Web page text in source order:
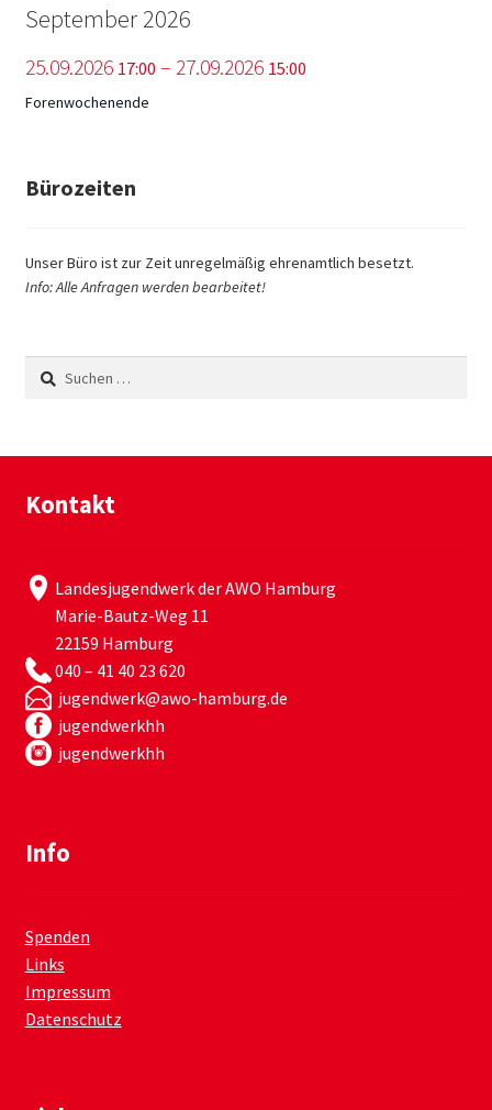
September 2026
25.09.2026 17:00 – 27.09.2026 15:00
Forenwochenende
Bürozeiten
Unser Büro ist zur Zeit unregelmäßig ehrenamtlich besetzt.
Info: Alle Anfragen werden bearbeitet!
Suchen
nach:
Kontakt
Landesjugendwerk der AWO Hamburg
Marie-Bautz-Weg 11
22159 Hamburg
040 – 41 40 23 620
jugendwerk@awo-hamburg.de
jugendwerkhh
jugendwerkhh
Info
Spenden
Links
Impressum
Datenschutz